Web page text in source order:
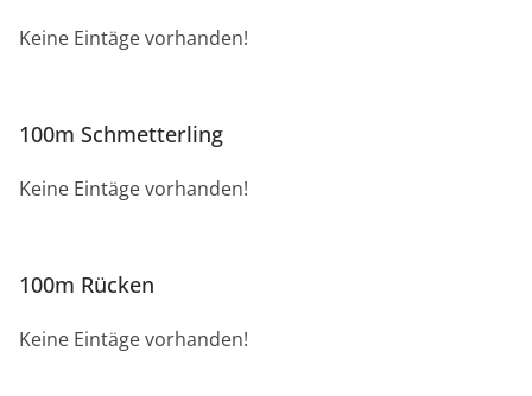
Keine Eintäge vorhanden!
100m Schmetterling
Keine Eintäge vorhanden!
100m Rücken
Keine Eintäge vorhanden!